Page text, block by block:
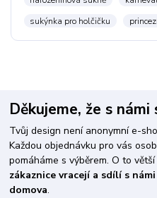
sukýnka pro holčičku
Děkujeme, že s
Tvůj design není anonymní e-
Každou objednávku pro vás
pomáháme s výběrem. O to
zákaznice vracejí a sdílí s
domova.